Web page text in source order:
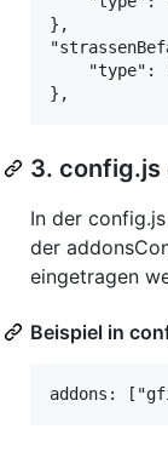
},
"type":
3. config.js
In der
der
eingetragen
Beispiel in